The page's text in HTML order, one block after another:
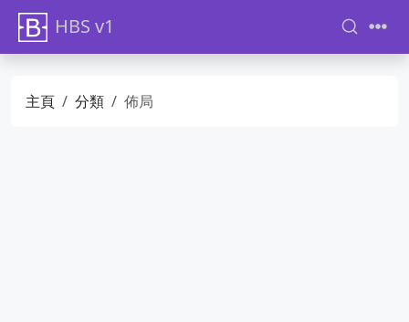
HBS v1
主頁 分類 佈局